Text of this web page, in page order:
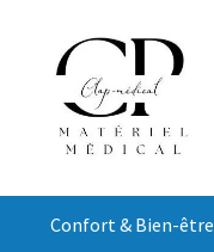
Confort & Bien-être